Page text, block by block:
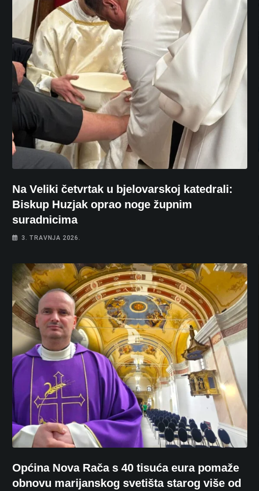
Na Veliki četvrtak u bjelovarskoj katedrali:
Biskup Huzjak oprao noge župnim
suradnicima
3. TRAVNJA 2026.
Općina Nova Rača s 40 tisuća eura pomaže
obnovu marijanskog svetišta starog više od